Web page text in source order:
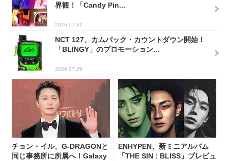
界観！「Candy Pin...
2026.07.31
NCT 127、カムバック・カウントダウン開始！
「BLINGY」のプロモーション...
2026.07.29
チョン・イル、G-DRAGONと
同じ事務所に所属へ！Galaxy
ENHYPEN、新ミニアルバム
「THE SIN : BLISS」プレビュ